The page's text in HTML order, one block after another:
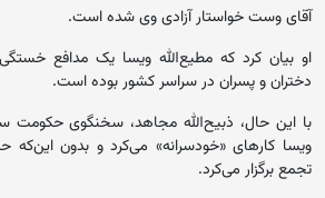
آقای وست خواستار آزادی وی شده است.
او بیان کرد که مطیع‌الله ویسا یک مدافع
دختران و پسران در سراسر کشور بوده است.
با این حال، ذبیح‌الله مجاهد، سخنگوی
ویسا کارهای «خودسرانه» می‌کرد و بدون این‌که
تجمع برگزار می‌کرد.